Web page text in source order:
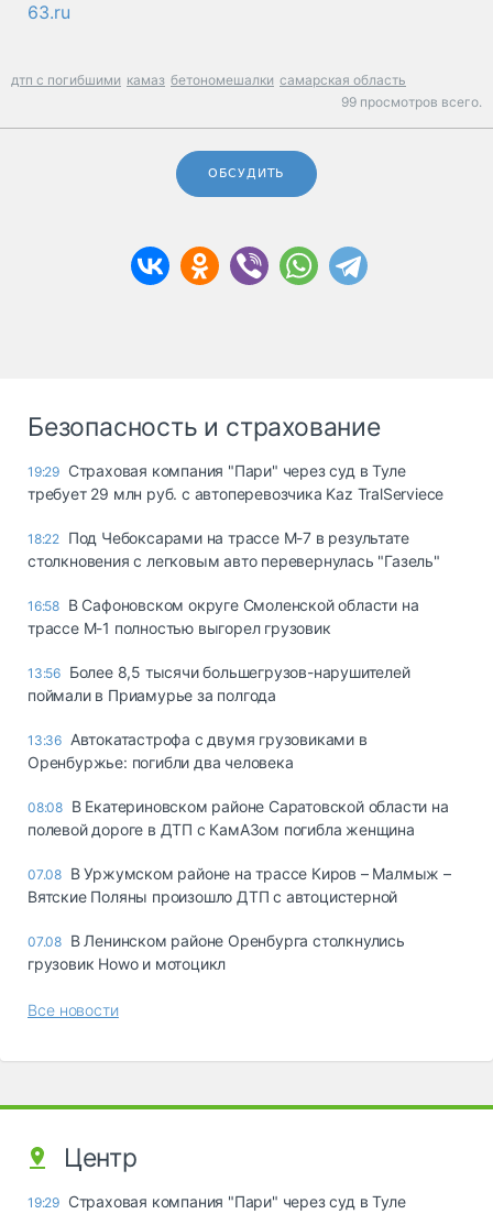
63.ru
дтп с погибшими камаз бетономешалки самарская область
99 просмотров всего.
ОБСУДИТЬ
Безопасность и страхование
19:29 Страховая компания "Пари" через суд в Туле
требует 29 млн руб. с автоперевозчика Kaz TralServiece
18:22 Под Чебоксарами на трассе М-7 в результате
столкновения с легковым авто перевернулась "Газель"
16:58 В Сафоновском округе Смоленской области на
трассе М-1 полностью выгорел грузовик
13:56 Более 8,5 тысячи большегрузов-нарушителей
поймали в Приамурье за полгода
13:36 Автокатастрофа с двумя грузовиками в
Оренбуржье: погибли два человека
08:08 В Екатериновском районе Саратовской области на
полевой дороге в ДТП с КамАЗом погибла женщина
07.08 В Уржумском районе на трассе Киров – Малмыж –
Вятские Поляны произошло ДТП с автоцистерной
07.08 В Ленинском районе Оренбурга столкнулись
грузовик Howo и мотоцикл
Все новости
Центр
19:29 Страховая компания "Пари" через суд в Туле